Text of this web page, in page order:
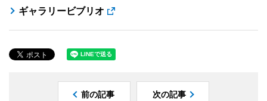
ギャラリービブリオ
前の記事 次の記事